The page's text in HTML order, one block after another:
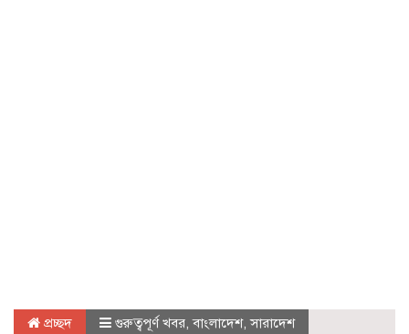
প্রচ্ছদ গুরুত্বপূর্ণ খবর,বাংলাদেশ,সারাদেশ